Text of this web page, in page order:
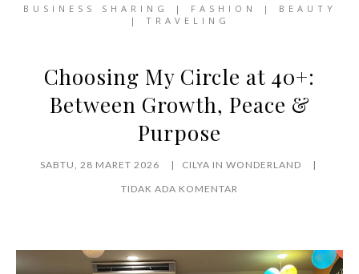
BUSINESS SHARING | FASHION | BEAUTY
| TRAVELING
Choosing My Circle at 40+:
Between Growth, Peace &
Purpose
SABTU, 28 MARET 2026
CILYA IN WONDERLAND
TIDAK ADA KOMENTAR